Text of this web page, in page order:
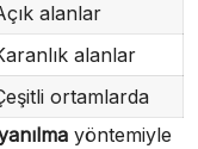
alanlar
alanlar
ortamlarda
yöntemiyle